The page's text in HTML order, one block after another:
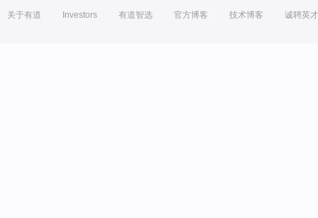
关于有道 Investors 有道智选 官方博客 技术博客 诚聘英才